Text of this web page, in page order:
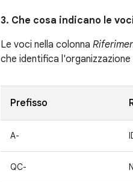
3. Che cosa indicano le
Le voci nella colonna
che identifica
Prefisso
A-
QC-